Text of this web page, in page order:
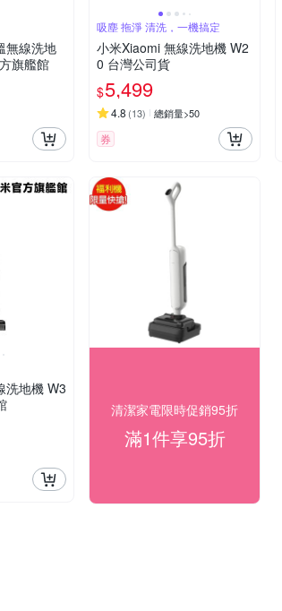
無線洗地
旗艦館
吸塵 拖淨 清洗，一機搞定
小米Xiaomi 無線洗地機 W2
0 台灣公司貨
$5,499
4.8 (13) 總銷量>50
券
洗地機 W3
清潔家電限時促銷95折
滿1件享95折